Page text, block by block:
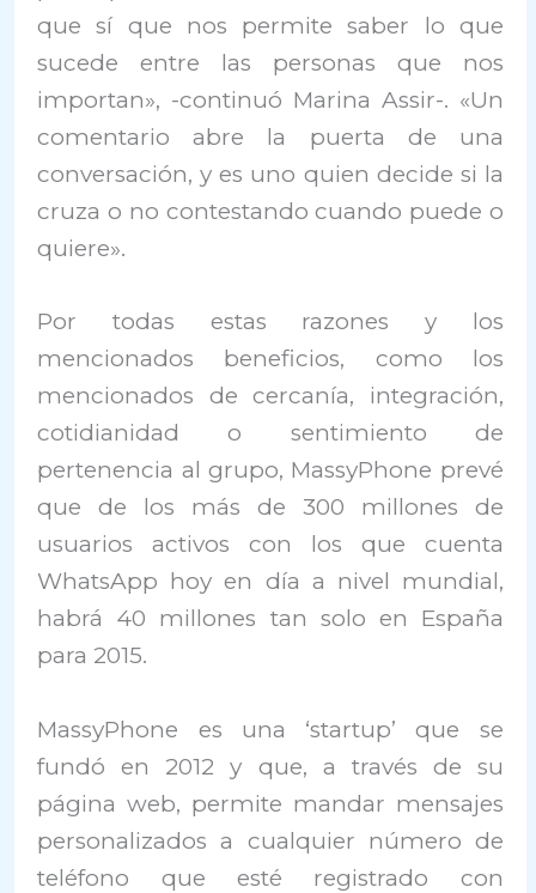
que sí que nos permite saber lo que
sucede entre las personas que nos
importan», -continuó Marina Assir-. «Un
comentario abre la puerta de una
conversación, y es uno quien decide si la
cruza o no contestando cuando puede o
quiere».
Por todas estas razones y los
mencionados beneficios, como los
mencionados de cercanía, integración,
cotidianidad o sentimiento de
pertenencia al grupo, MassyPhone prevé
que de los más de 300 millones de
usuarios activos con los que cuenta
WhatsApp hoy en día a nivel mundial,
habrá 40 millones tan solo en España
para 2015.
MassyPhone es una ‘startup’ que se
fundó en 2012 y que, a través de su
página web, permite mandar mensajes
personalizados a cualquier número de
teléfono que esté registrado con